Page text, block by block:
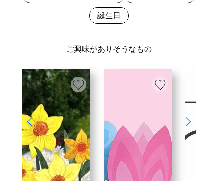
ご興味がありそうなもの
誕生日